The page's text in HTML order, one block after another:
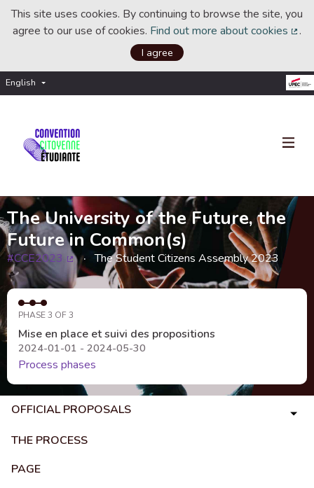
This site uses cookies. By continuing to browse the site, you
agree to our use of cookies. Find out more about cookies .
I agree
English Choisir la langue
The University of the Future, the
Future in Common(s)
#CCE2023
(External link)
The Student Citizens Assembly 2023
PHASE 3 OF 3
Mise en place et suivi des propositions
2024-01-01 - 2024-05-30
Process phases
OFFICIAL PROPOSALS
THE PROCESS
PAGE